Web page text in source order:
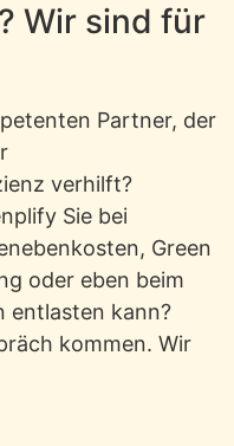
Wir sind für
Partner, der
verhilft?
Sie bei
Green
oder eben beim
entlasten kann?
kommen. Wir